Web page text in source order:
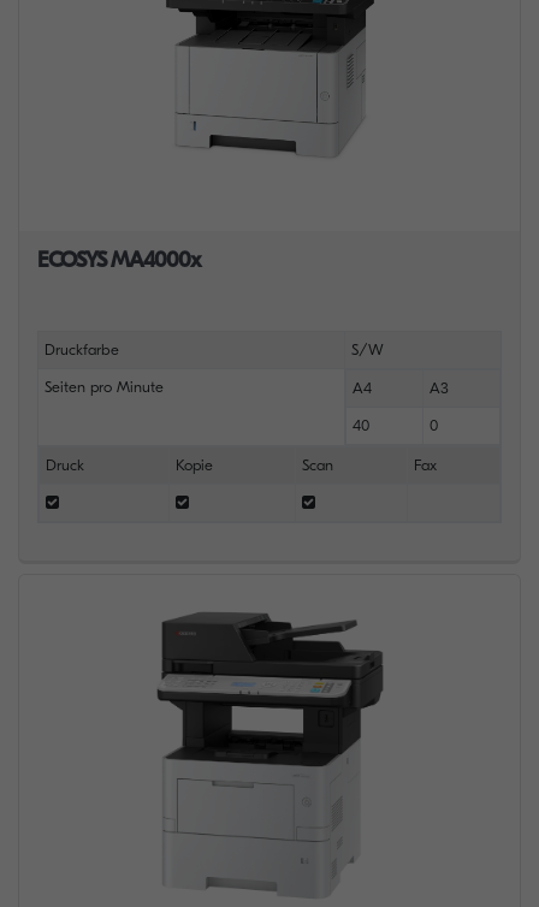
ECOSYS MA4000x
Druckfarbe S/W
Seiten pro Minute A4 A3
40 0
Druck Kopie Scan Fax